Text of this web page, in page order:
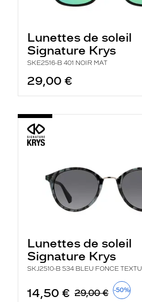
Lunettes de soleil
Signature Krys
SKE2516-B 401 NOIR MAT
29,00 €
Lunettes de soleil
Signature Krys
SKJ2510-B 534 BLEU FONCE TEXTU
14,50 € 29,00 € -50%